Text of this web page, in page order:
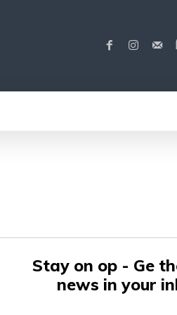
Stay on op - Ge
news in your